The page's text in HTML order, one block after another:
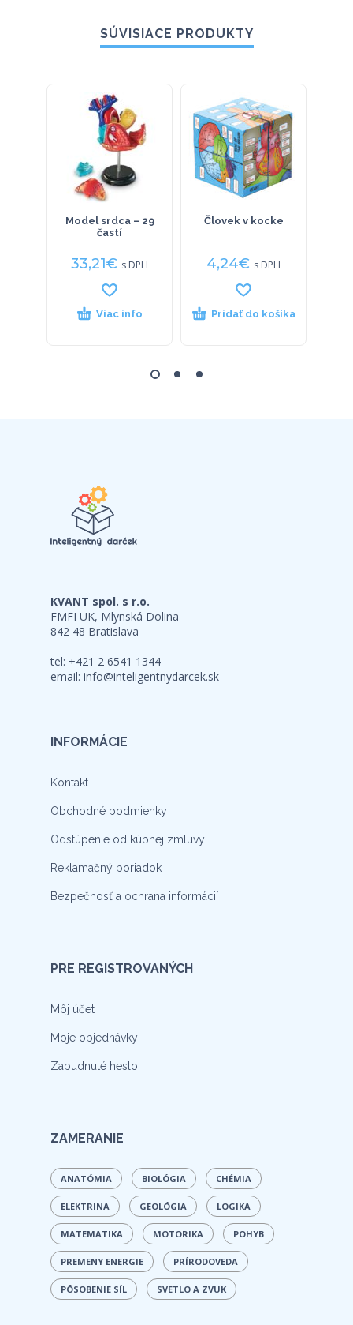
SÚVISIACE PRODUKTY
Model srdca – 29
častí
33,21€ s DPH
Viac info
Človek v kocke
4,24€ s DPH
Pridať do košíka
KVANT spol. s r.o.
FMFI UK, Mlynská Dolina
842 48 Bratislava
tel: +421 2 6541 1344
email: info@inteligentnydarcek.sk
INFORMÁCIE
Kontakt
Obchodné podmienky
Odstúpenie od kúpnej zmluvy
Reklamačný poriadok
Bezpečnosť a ochrana informácií
PRE REGISTROVANÝCH
Môj účet
Moje objednávky
Zabudnuté heslo
ZAMERANIE
ANATÓMIA BIOLÓGIA CHÉMIA
ELEKTRINA GEOLÓGIA LOGIKA
MATEMATIKA MOTORIKA POHYB
PREMENY ENERGIE PRÍRODOVEDA
PÔSOBENIE SÍL SVETLO A ZVUK